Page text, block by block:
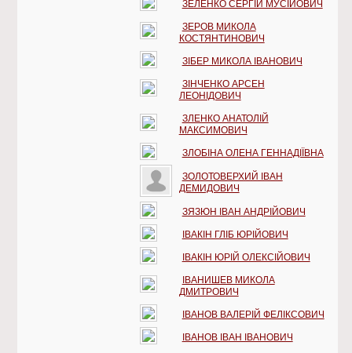
ЗЕЛЕНКО СЕРГІЙ МУСІЙОВИЧ
ЗЕРОВ МИКОЛА
КОСТЯНТИНОВИЧ
ЗІБЕР МИКОЛА ІВАНОВИЧ
ЗІНЧЕНКО АРСЕН
ЛЕОНІДОВИЧ
ЗЛЕНКО АНАТОЛІЙ
МАКСИМОВИЧ
ЗЛОБІНА ОЛЕНА ГЕННАДІЇВНА
ЗОЛОТОВЕРХИЙ ІВАН
ДЕМИДОВИЧ
ЗЯЗЮН ІВАН АНДРІЙОВИЧ
ІВАКІН ГЛІБ ЮРІЙОВИЧ
ІВАКІН ЮРІЙ ОЛЕКСІЙОВИЧ
ІВАНИШЕВ МИКОЛА
ДМИТРОВИЧ
ІВАНОВ ВАЛЕРІЙ ФЕЛІКСОВИЧ
ІВАНОВ ІВАН ІВАНОВИЧ